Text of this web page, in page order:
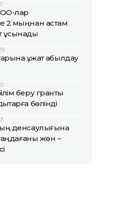
лар
2 мыңнан астам
ұсынады
құжат қабылдау
беру гранты
бөлінді
денсаулығына
таңдағаны жөн –